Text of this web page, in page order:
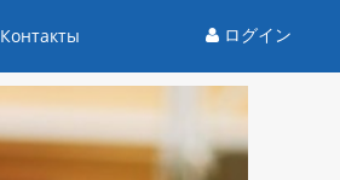
Контакты ログイン